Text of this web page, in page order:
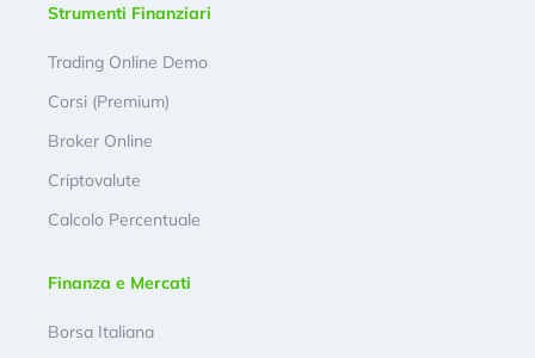
Strumenti Finanziari
Trading Online Demo
Corsi (Premium)
Broker Online
Criptovalute
Calcolo Percentuale
Finanza e Mercati
Borsa Italiana